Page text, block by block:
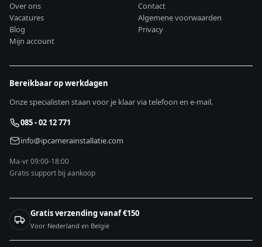
Over ons
Vacatures
Blog
Mijn account
Contact
Algemene voorwaarden
Privacy
Bereikbaar op werkdagen
Onze specialisten staan voor je klaar via telefoon en e-mail.
085 - 02 12 771
info@ipcamerainstallatie.com
Ma-vr 09:00-18:00
Gratis support bij aankoop
Gratis verzending vanaf €150
Voor Nederland en België